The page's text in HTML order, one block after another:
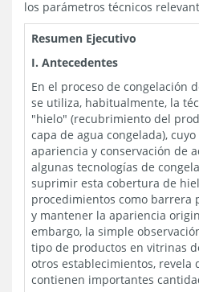
los parámetros técnicos
Resumen Ejecutivo
I. Antecedentes
En el proceso de congelación
se utiliza, habitualmente, la
"hielo" (recubrimiento del
capa de agua congelada),
apariencia y conservación de
algunas tecnologías de
suprimir esta cobertura de
procedimientos como barrera
y mantener la apariencia
embargo, la simple
tipo de productos en vitrinas
otros establecimientos, revela
contienen importantes